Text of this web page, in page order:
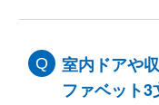
室内ドアや
ファベット